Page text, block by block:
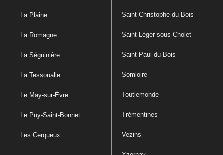
La Plaine
La Romagne
La Séguinière
La Tessoualle
Le May-sur-Èvre
Le Puy-Saint-Bonnet
Les Cerqueux
Saint-Christophe-du-Bois
Saint-Léger-sous-Cholet
Saint-Paul-du-Bois
Somloire
Toutlemonde
Trémentines
Vezins